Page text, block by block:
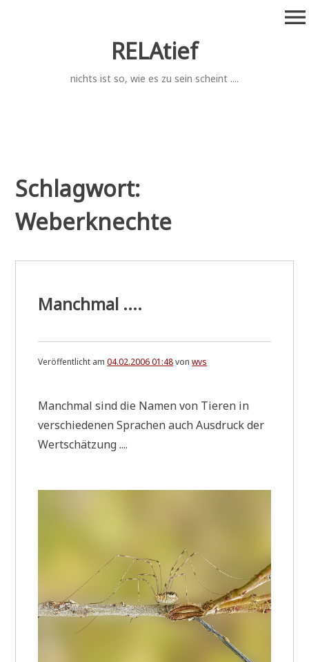
RELAtief
nichts ist so, wie es zu sein scheint ....
menu
Schlagwort:
Weberknechte
Manchmal ....
Veröffentlicht am04.02.2006 01:48vonwvs
Manch­mal sind die Namen von Tie­ren in
ver­schie­de­nen Spra­chen auch Aus­druck der
Wertschätzung ....